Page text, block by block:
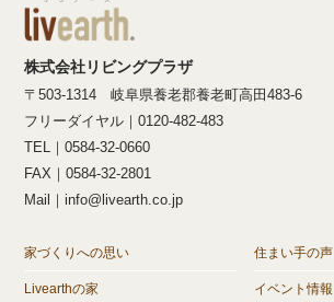
株式会社リビングプラザ
〒503-1314 岐阜県養老郡養老町高田483-6
フリーダイヤル｜0120-482-483
TEL｜0584-32-0660
FAX｜0584-32-2801
Mail｜info@livearth.co.jp
家づくりへの思い
Livearthの家
住まい手の声
イベント情報